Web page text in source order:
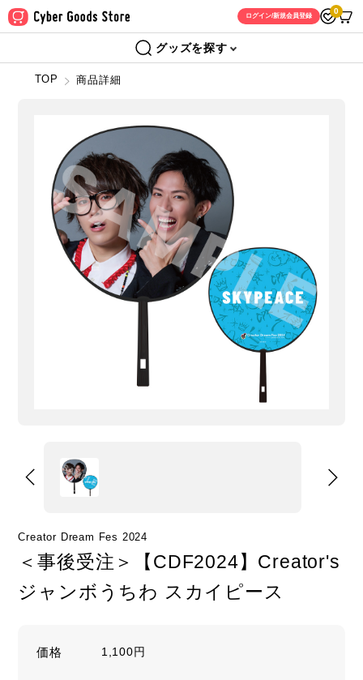
ログイン/新規会員登録
0
グッズを探す
TOP 商品詳細
Creator Dream Fes 2024
＜事後受注＞【CDF2024】Creator's
ジャンボうちわ スカイピース
価格 1,100円